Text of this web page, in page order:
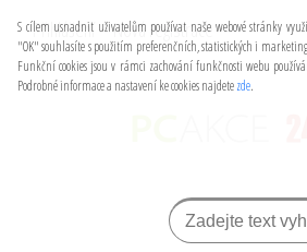
S cílem usnadnit uživatelům používat naše webové stránky
"OK" souhlasíte s použitím preferenčních, statistických i
Funkční cookies jsou v rámci zachování funkčnosti webu
Podrobné informace a nastavení ke cookies najdetezde.
Přihlášení Nová registrace